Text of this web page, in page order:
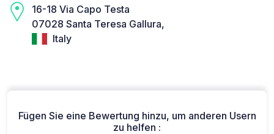
16-18 Via Capo Testa
07028 Santa Teresa Gallura,
Italy
Fügen Sie eine Bewertung hinzu, um anderen Usern
zu helfen :